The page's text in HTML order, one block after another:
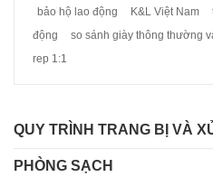
bảo hộ lao động
K&L Việt Nam
động
so sánh giày thông thường
rep 1:1
QUY TRÌNH TRANG BỊ VÀ
PHÒNG SẠCH